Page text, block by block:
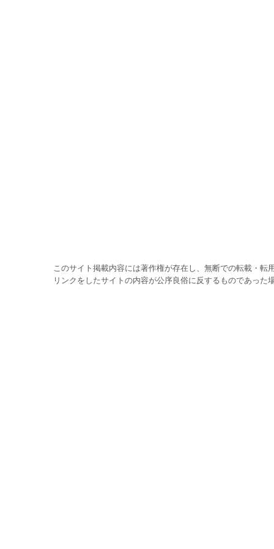
このサイト掲載内容には著作権が存在し、無断での転載・転
リンクをしたサイトの内容が公序良俗に反するものであった